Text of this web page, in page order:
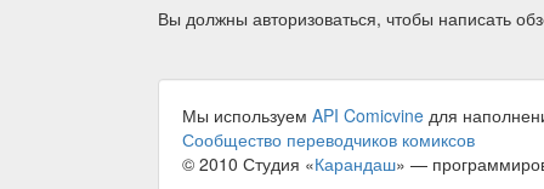
Вы должны авторизоваться, чтобы написать
Мы используем API Comicvine для
Сообщество переводчиков комиксов
© 2010 Студия «Карандаш» —